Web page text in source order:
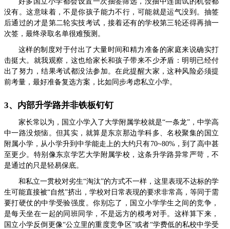
没有。这意味着，不是你孩子能力不行，可能就是运气没到。抽签
后通过的才是第二轮实技考试，接着还有的学校第三轮还得再抽一
次签，最终录取名单很难预测。
这样的制度对于付出了大量时间和精力准备的家庭来说确实打
击挺大。就我观察，这也给家长和孩子带来不少矛盾：明明已经付
出了努力，结果考试都没法参加。在此提醒大家，这种风险必须提
前考量，最好准备复选方案，比如同步考虑私立小学。
3、内部升学路并非铁板钉钉
家长常以为，国立小学入了大学附属学校就是“一条龙”，中学高
中一路没烦恼。但其实，就算是东京那边学科多、名校聚集的国立
附属小学，从小学升到中学能走上的大约只有70~80%，到了高中甚
至更少。特别像东京学艺大学附属学校，这条升学路异常严苛，不
是通过的只是轻易保底。
和私立一贯校对劣生“淘汰”的方式不一样，这里表现不达标的学
生可能直接被“自然”挤出，学校对日常表现的要求非常高，等同于需
要打硬仗的中学受验强度。你别忘了，国立小学学生之间的竞争，
是每天坐在一起的同班同学，不是远方的模考对手。这样算下来，
国立小学反倒更像“公立里的重度竞争区”或者“学费低的私校中学受